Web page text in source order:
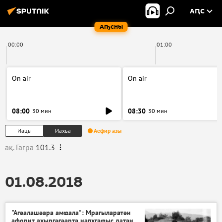
Аҧсны
АԤС
00:00 01:00
On air
08:00 30 мин
On air
08:30 30 мин
Иацы Иахьа Аефир азы
ақ. Гагра 101.3
01.08.2018
"Агәалашәара амҩала": Мрагыларатәи